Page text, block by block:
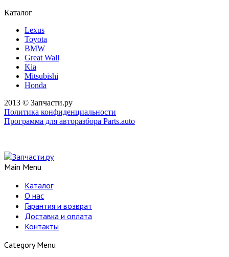
Каталог
Lexus
Toyota
BMW
Great Wall
Kia
Mitsubishi
Honda
2013 © Запчасти.ру
Политика конфиденциальности
Программа для авторазбора Parts.auto
Main Menu
Каталог
О нас
Гарантия и возврат
Доставка и оплата
Контакты
Category Menu